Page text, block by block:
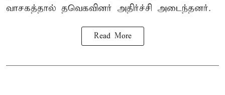
வாசகத்தால் தவெகவினர் அதிர்ச்சி அடைந்தனர்.
Read More